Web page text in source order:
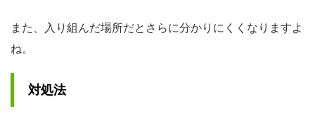
また、入り組んだ場所だとさらに分かりにくくなりますよ
ね。
対処法